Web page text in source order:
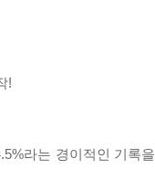
!
라는 경이적인 기록